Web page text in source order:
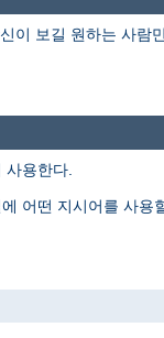
이 보길 원하는 사람
사용한다.
어떤 지시어를 사용